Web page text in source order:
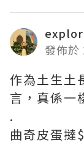
發佈
作為土生土
言，真係一
.
曲奇皮蛋撻